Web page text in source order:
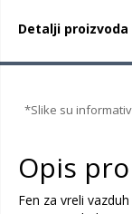
Detalji proizvoda
*Slike su
Opis
Fen za vreli